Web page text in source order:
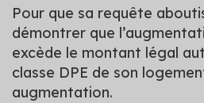
Pour que sa requête
démontrer que
excède le montant légal
classe DPE de son
augmentation.